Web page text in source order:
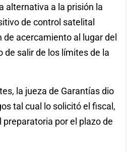
alternativa a la prisión la
de control satelital
de acercamiento al lugar del
de salir de los límites de la
la jueza de Garantías dio
tal cual lo solicitó el fiscal,
por el plazo de